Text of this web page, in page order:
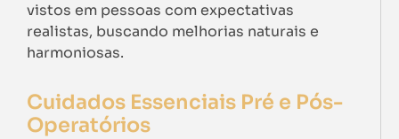
vistos em pessoas com expectativas
realistas, buscando melhorias naturais e
harmoniosas.
Cuidados Essenciais Pré e Pós-
Operatórios